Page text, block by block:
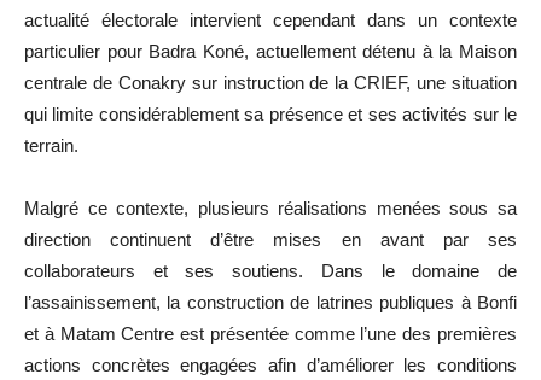
actualité électorale intervient cependant dans un contexte
particulier pour Badra Koné, actuellement détenu à la Maison
centrale de Conakry sur instruction de la CRIEF, une situation
qui limite considérablement sa présence et ses activités sur le
terrain.
Malgré ce contexte, plusieurs réalisations menées sous sa
direction continuent d’être mises en avant par ses
collaborateurs et ses soutiens. Dans le domaine de
l’assainissement, la construction de latrines publiques à Bonfi
et à Matam Centre est présentée comme l’une des premières
actions concrètes engagées afin d’améliorer les conditions